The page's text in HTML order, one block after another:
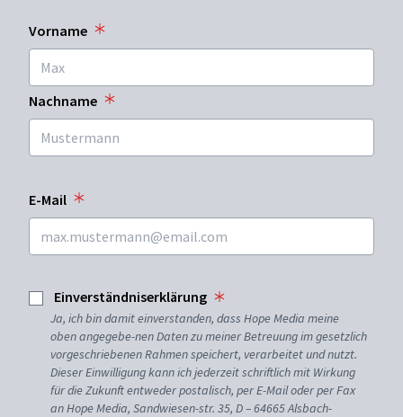
Vorname
Nachname
E-Mail
Einverständniserklärung
Ja, ich bin damit einverstanden, dass Hope Media meine
oben angegebe-nen Daten zu meiner Betreuung im gesetzlich
vorgeschriebenen Rahmen speichert, verarbeitet und nutzt.
Dieser Einwilligung kann ich jederzeit schriftlich mit Wirkung
für die Zukunft entweder postalisch, per E-Mail oder per Fax
an Hope Media, Sandwiesen-str. 35, D – 64665 Alsbach-